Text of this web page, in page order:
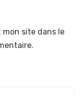
mon site dans le